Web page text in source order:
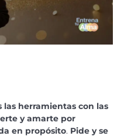
las herramientas con las
y amarte por
en propósito. Pide y se